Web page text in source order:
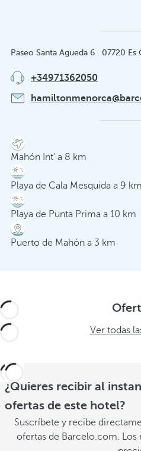
Paseo Santa Agueda 6 . 07720 Es
+34971362050
Mahón Int' a 8 km
Playa de Cala Mesquida a 9 km
Playa de Punta Prima a 10 km
Puerto de Mahón a 3 km
Ver todas
¿Quieres recibir al
ofertas de este hotel?
Suscríbete y recibe
ofertas de Barcelo.com.